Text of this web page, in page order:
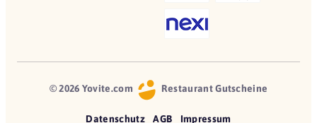
© 2026 Yovite.com Restaurant Gutscheine
Datenschutz AGB Impressum